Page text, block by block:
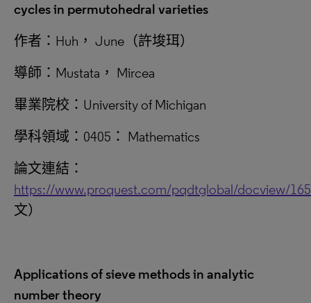
cycles in permutohedral varieties
作者：Huh， June（許埈珥）
導師：Mustata， Mircea
畢業院校：University of Michigan
學科領域：0405： Mathematics
論文連結：
https://www.proquest.com/pqdtglobal/docview/
文）
Applications of sieve methods in analytic
number theory